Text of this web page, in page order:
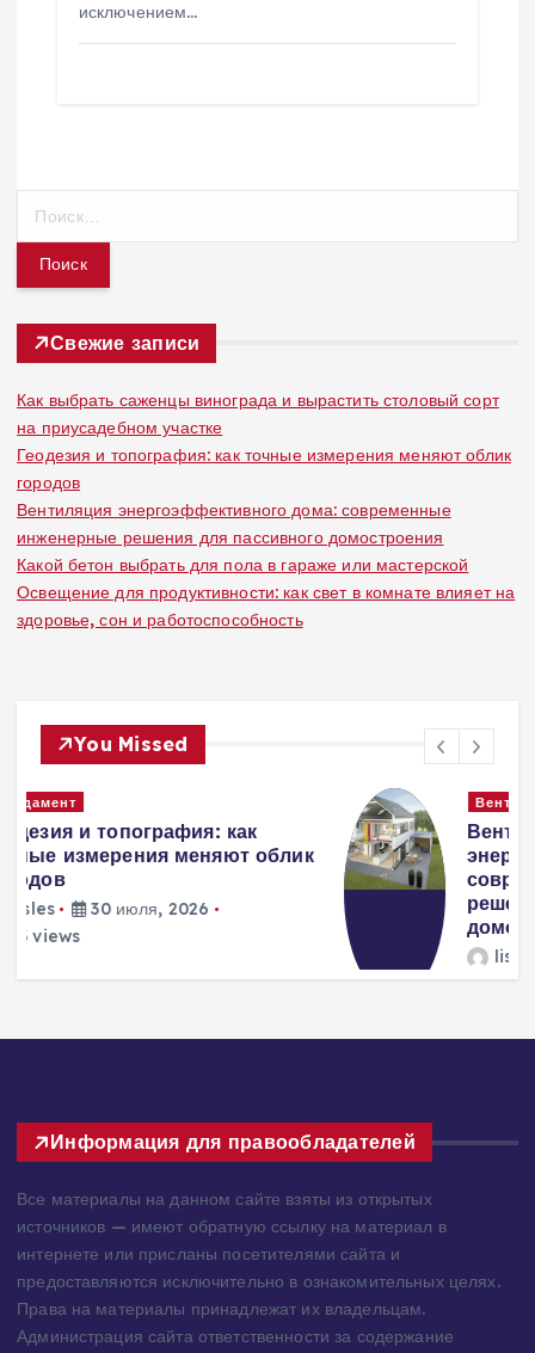
исключением…
т
Свежие записи
Как выбрать саженцы винограда и вырастить столовый сорт
на приусадебном участке
Геодезия и топография: как точные измерения меняют облик
городов
Вентиляция энергоэффективного дома: современные
инженерные решения для пассивного домостроения
Какой бетон выбрать для пола в гараже или мастерской
Освещение для продуктивности: как свет в комнате влияет на
здоровье, сон и работоспособность
You Missed
3
Вентиляция
энергоэффективного дома:
современные инженерные
решения для пассивного
30 июля, 2026
239 views
Все материалы на данном сайте взяты из открытых
источников — имеют обратную ссылку на материал в
интернете или присланы посетителями сайта и
предоставляются исключительно в ознакомительных целях.